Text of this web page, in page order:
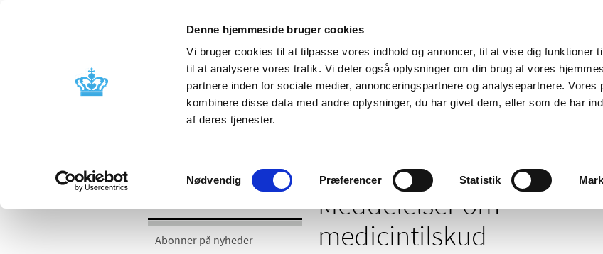
Denne hjemmeside bruger cookies
Vi bruger cookies til at tilpasse vores indhold og annoncer, til at vise dig funktioner
til at analysere vores trafik. Vi deler også oplysninger om din brug af vores
partnere inden for sociale medier, annonceringspartnere og analysepartnere. Vores
kombinere disse data med andre oplysninger, du har givet dem, eller som de har
af deres tjenester.
Samtykkevalg
Nødvendig Præferencer Statistik
Nyheder Om os
Godkendelse og
Bivirkninger og
produktinformation
Tilskud og
Apoteker og salg af
Abonner på nyheder
Meddelelser om
medicintilskud